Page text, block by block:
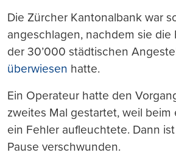
Die Zürcher Kantonalbank war
angeschlagen, nachdem sie die
der 30’000 städtischen
überwiesen hatte.
Ein Operateur hatte den
zweites Mal gestartet, weil beim
ein Fehler aufleuchtete. Dann
Pause verschwunden.